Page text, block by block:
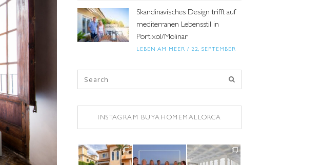
Skandinavisches Design trifft auf
mediterranen Lebensstil in
Portixol/Molinar
LEBEN AM MEER / 22, SEPTEMBER
INSTAGRAM BUYAHOMEMALLORCA